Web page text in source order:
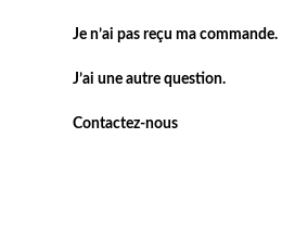
Je n’ai pas reçu ma commande.
J’ai une autre question.
Contactez-nous